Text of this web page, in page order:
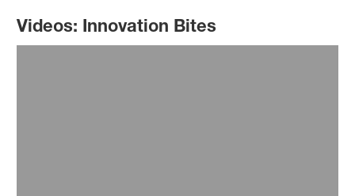
Videos: Innovation Bites